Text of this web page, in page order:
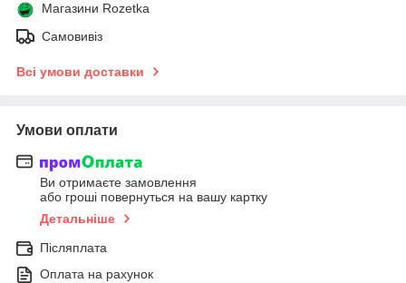
Магазини Rozetka
Самовивіз
Всі умови доставки
Умови оплати
Ви отримаєте замовлення
або гроші повернуться на вашу картку
Детальніше
Післяплата
Оплата на рахунок